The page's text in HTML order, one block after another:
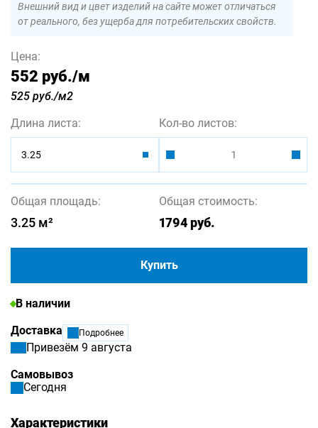
Внешний вид и цвет изделий на сайте может отличаться
от реального, без ущерба для потребительских свойств.
Цена:
552 руб./м
525 руб./м2
Длина листа:
3.25
Кол-во листов:
Общая площадь:
3.25 м²
Общая стоимость:
1794руб.
Купить
В наличии
Доставка
Подробнее
Привезём 9 августа
Самовывоз
Сегодня
Характеристики